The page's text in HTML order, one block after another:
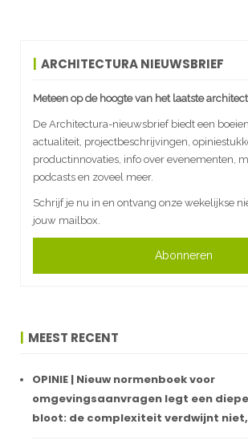
ARCHITECTURA NIEUWSBRIEF
Meteen op de hoogte van het laatste
De Architectura-nieuwsbrief biedt een
actualiteit, projectbeschrijvingen,
productinnovaties, info over evenementen,
podcasts en zoveel meer.
Schrijf je nu in en ontvang onze wekelijkse
jouw mailbox.
Abonneren
MEEST RECENT
OPINIE | Nieuw normenboek voor
omgevingsaanvragen legt een
bloot: de complexiteit verdwijnt